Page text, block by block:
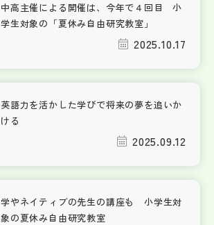
中高主催による開催は、今年で４回目 小
学生対象の「夏休み自由研究教室」
2025.10.17
英語力を活かした学びで将来の夢を追いか
ける
2025.09.12
学やネイティブの先生の講座も 小学生対
象の夏休み自由研究教室